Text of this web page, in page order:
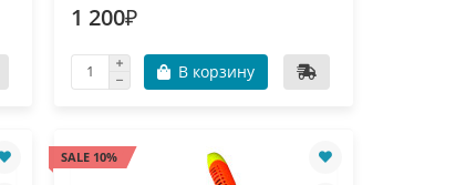
1 200₽
В корзину
SALE 10%